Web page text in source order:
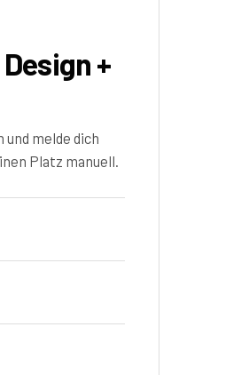
+
melde dich
Platz manuell.